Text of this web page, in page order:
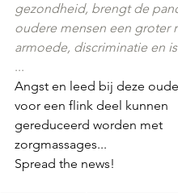
gezondheid, brengt de
oudere mensen een groter
armoede, discriminatie en
...
Angst en leed bij deze
voor een flink deel kunnen
gereduceerd worden met
zorgmassages...
Spread the news!